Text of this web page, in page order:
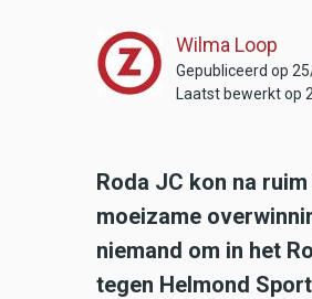
Wilma Loop
Gepubliceerd op
Laatst bewerkt op
Roda JC kon na
moeizame
niemand om in het
tegen Helmond